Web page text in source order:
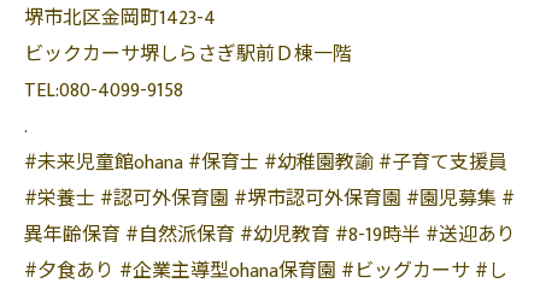
堺市北区金岡町1423-4
ビックカーサ堺しらさぎ駅前Ｄ棟一階
TEL:080-4099-9158
.
#未来児童館ohana #保育士 #幼稚園教諭 #子育て支援員
#栄養士 #認可外保育園 #堺市認可外保育園 #園児募集 #
異年齢保育 #自然派保育 #幼児教育 #8-19時半 #送迎あり
#夕食あり #企業主導型ohana保育園 #ビッグカーサ #し